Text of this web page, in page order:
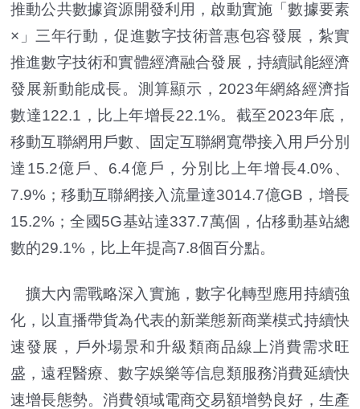
推動公共數據資源開發利用，啟動實施「數據要素
×」三年行動，促進數字技術普惠包容發展，紮實
推進數字技術和實體經濟融合發展，持續賦能經濟
發展新動能成長。測算顯示，2023年網絡經濟指
數達122.1，比上年增長22.1%。截至2023年底，
移動互聯網用戶數、固定互聯網寬帶接入用戶分別
達15.2億戶、6.4億戶，分別比上年增長4.0%、
7.9%；移動互聯網接入流量達3014.7億GB，增長
15.2%；全國5G基站達337.7萬個，佔移動基站總
數的29.1%，比上年提高7.8個百分點。
擴大內需戰略深入實施，數字化轉型應用持續強
化，以直播帶貨為代表的新業態新商業模式持續快
速發展，戶外場景和升級類商品線上消費需求旺
盛，遠程醫療、數字娛樂等信息類服務消費延續快
速增長態勢。消費領域電商交易額增勢良好，生產